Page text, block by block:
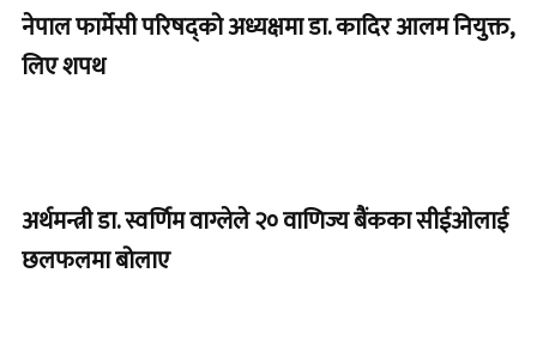
नेपाल फार्मेसी परिषद्को अध्यक्षमा डा. कादिर आलम नियुक्त,
लिए शपथ
अर्थमन्त्री डा. स्वर्णिम वाग्लेले २० वाणिज्य बैंकका सीईओलाई
छलफलमा बोलाए